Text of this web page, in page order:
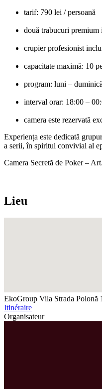
tarif: 790 lei / persoană
două trabucuri premium
crupier profesionist
capacitate maximă: 10
program: luni – duminică
interval orar: 18:00 –
camera este rezervată
Experiența este dedicată
a serii, în spiritul convivial al
Camera Secretă de Poker –
Lieu
EkoGroup Vila Strada Polonă
Itinéraire
Organisateur